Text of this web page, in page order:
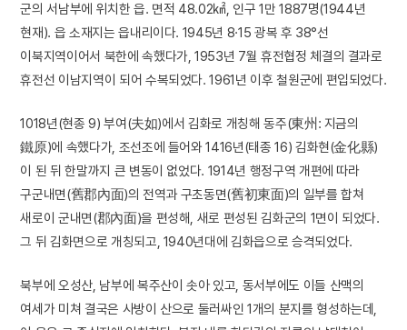
군의 서남부에 위치한 읍. 면적 48.02㎢, 인구 1만 1887명(1944년
현재). 읍 소재지는 읍내리이다. 1945년 8·15 광복 후 38°선
이북지역이어서 북한에 속했다가, 1953년 7월 휴전협정 체결의 결과로
휴전선 이남지역이 되어 수복되었다. 1961년 이후 철원군에 편입되었다.
1018년(현종 9) 부여(夫如)에서 김화로 개칭해 동주(東州: 지금의
鐵原)에 속했다가, 조선조에 들어와 1416년(태종 16) 김화현(金化縣)
이 된 뒤 한말까지 큰 변동이 없었다. 1914년 행정구역 개편에 따라
구군내면(舊郡內面)의 전역과 구초동면(舊初東面)의 일부를 합쳐
새로이 군내면(郡內面)을 편성해, 새로 편성된 김화군의 1면이 되었다.
그 뒤 김화면으로 개칭되고, 1940년대에 김화읍으로 승격되었다.
북부에 오성산, 남부에 복주산이 솟아 있고, 동서부에도 이들 산맥의
여세가 미쳐 결국은 사방이 산으로 둘러싸인 1개의 분지를 형성하는데,